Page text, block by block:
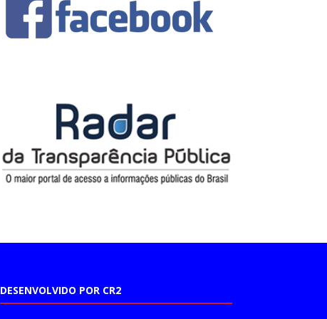
DESENVOLVIDO POR CR2